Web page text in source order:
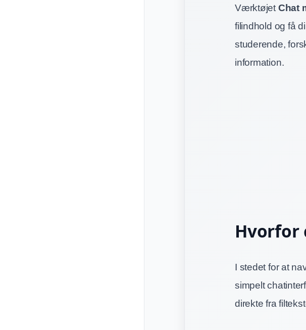
Værktøjet Chat
filindhold og få
studerende,
information.
Hvorfor
I stedet for at
simpelt
direkte fra